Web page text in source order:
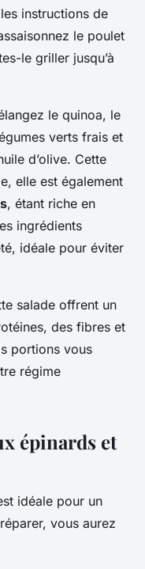
instructions de
le poulet
le griller jusqu’à
le quinoa, le
verts frais et
d’olive. Cette
elle est également
, étant riche en
ingrédients
idéale pour éviter
salade offrent un
des fibres et
portions vous
régime
épinards et
idéale pour un
vous aurez